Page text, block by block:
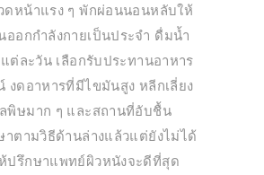
ดหน้าแรง ๆ พักผ่อนนอนหลับให้
ออกกำลังกายเป็นประจำ ดื่มน้ำ
ต่ละวัน เลือกรับประทานอาหาร
งดอาหารที่มีไขมันสูง หลีกเลี่ยง
พิษมาก ๆ และสถานที่อับชื้น
าตามวิธีด้านล่างแล้วแต่ยังไม่ได้
ปรึกษาแพทย์ผิวหนังจะดีที่สุด